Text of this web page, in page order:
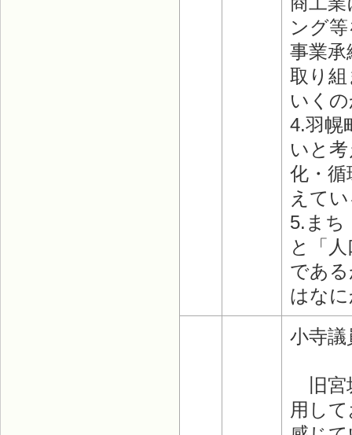
ング
事業
取り
いく
4.羽幌
いと
化・
えて
5.まち
と「
であ
はな
小寺
旧宮
用し